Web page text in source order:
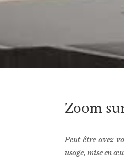
Zoom
Peut-être avez-
usage, mise en